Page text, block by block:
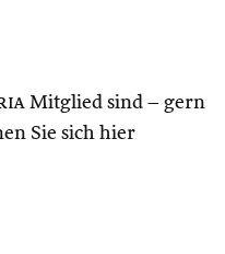
Mitglied sind – gern
Sie sich hier